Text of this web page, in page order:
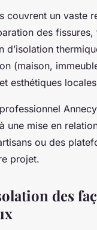
couvrent un vaste
des
(maison,
esthétiques
une mise en
ou des
projet.
des